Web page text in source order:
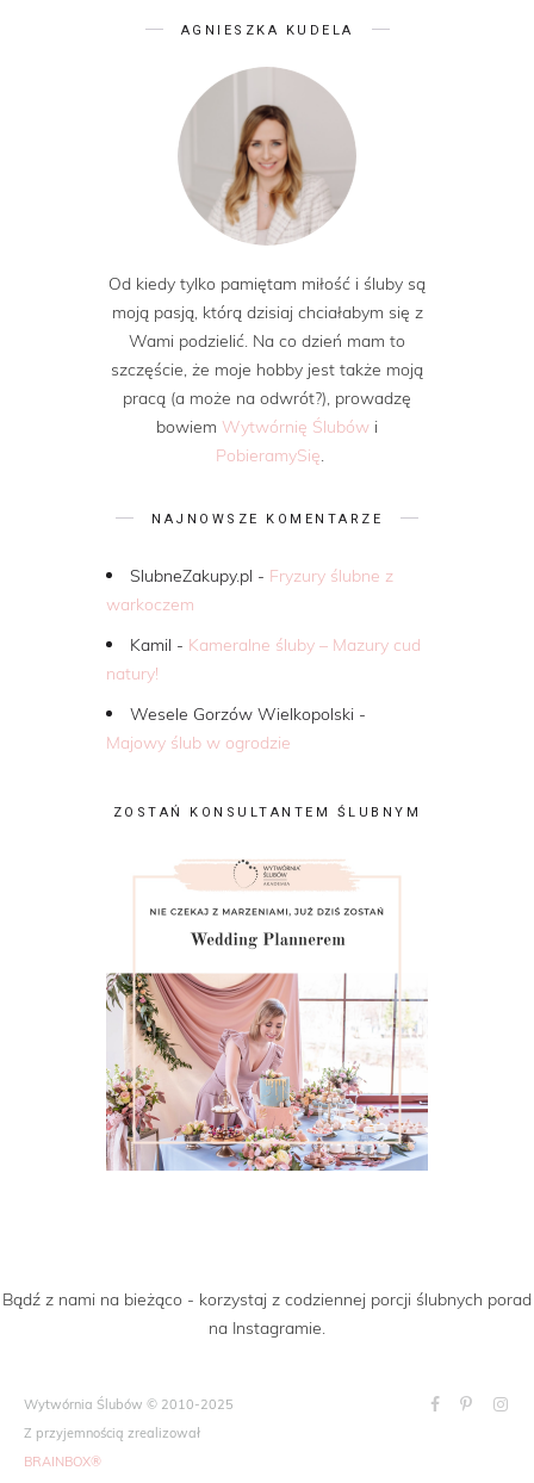
AGNIESZKA KUDELA
Od kiedy tylko pamiętam miłość i śluby są
moją pasją, którą dzisiaj chciałabym się z
Wami podzielić. Na co dzień mam to
szczęście, że moje hobby jest także moją
pracą (a może na odwrót?), prowadzę
bowiem Wytwórnię Ślubów i
PobieramySię
NAJNOWSZE KOMENTARZE
SlubneZakupy.pl - Fryzury ślubne z
warkoczem
Kamil - Kameralne śluby – Mazury cud
natury!
Wesele Gorzów Wielkopolski -
Majowy ślub w ogrodzie
ZOSTAŃ KONSULTANTEM ŚLUBNYM
Bądź z nami na bieżąco - korzystaj z codziennej porcji ślubnych porad
na Instagramie.
Wytwórnia Ślubów © 2010-2025
Z przyjemnością zrealizował
BRAINBOX®